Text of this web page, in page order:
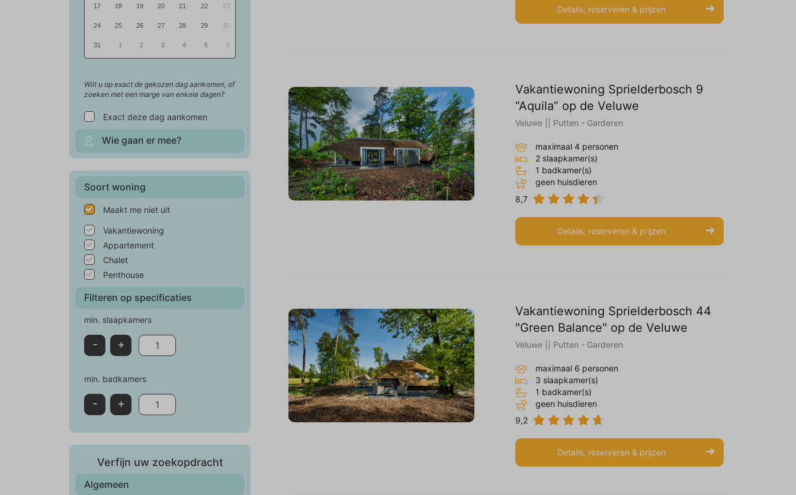
Deze site gebruikt cookies en Google technologieën om het siteverkeer te
17 18 19 20 21 22 23
24 25 26 27 28 29 30
31 1 2 3 4 5 6
Wilt u op exact de gekozen dag aankomen, of
zoeken met een marge van enkele dagen?
Exact deze dag aankomen
Wie gaan er mee?
Soort woning
Maakt me niet uit
Vakantiewoning
Appartement
Chalet
Penthouse
Filteren op specificaties
min. slaapkamers
- +
min. badkamers
- +
Verfijn uw zoekopdracht
Algemeen
Details, reserveren & prijzen
Vakantiewoning Sprielderbosch 9
“Aquila” op de Veluwe
Veluwe || Putten - Garderen
maximaal 4 personen
2 slaapkamer(s)
1 badkamer(s)
geen huisdieren
8,7
Details, reserveren & prijzen
Vakantiewoning Sprielderbosch 44
"Green Balance" op de Veluwe
Veluwe || Putten - Garderen
maximaal 6 personen
3 slaapkamer(s)
1 badkamer(s)
geen huisdieren
9,2
Details, reserveren & prijzen